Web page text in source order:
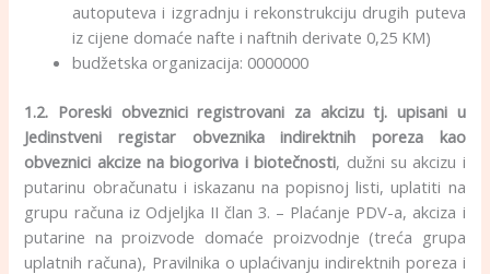
autoputeva i izgradnju i rekonstrukciju drugih puteva
iz cijene domaće nafte i naftnih derivate 0,25 KM)
budžetska organizacija: 0000000
1.2. Poreski obveznici registrovani za akcizu tj. upisani u
Jedinstveni registar obveznika indirektnih poreza kao
obveznici akcize na biogoriva i biotečnosti, dužni su akcizu i
putarinu obračunatu i iskazanu na popisnoj listi, uplatiti na
grupu računa iz Odjeljka II član 3. – Plaćanje PDV-a, akciza i
putarine na proizvode domaće proizvodnje (treća grupa
uplatnih računa), Pravilnika o uplaćivanju indirektnih poreza i